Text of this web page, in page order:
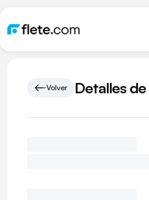
Volver Detalles